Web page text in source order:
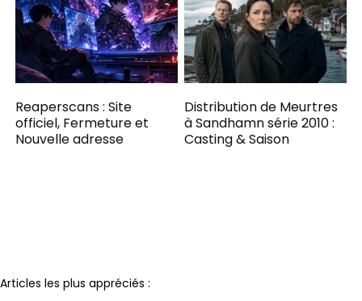
Reaperscans : Site
officiel, Fermeture et
Nouvelle adresse
Distribution de Meurtres
à Sandhamn série 2010 :
Casting & Saison
Articles les plus appréciés :